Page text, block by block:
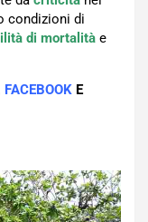
condizioni di
di mortalità e
FACEBOOK E